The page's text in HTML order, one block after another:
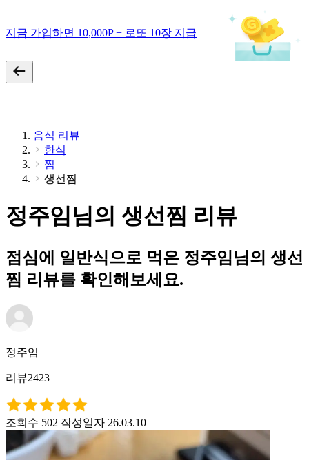
지금 가입하면 10,000P + 로또 10장 지급
음식 리뷰
한식
찜
생선찜
정주임님의 생선찜 리뷰
점심에 일반식으로 먹은 정주임님의 생선
찜 리뷰를 확인해보세요.
정주임
리뷰2423
조회수 502 작성일자 26.03.10